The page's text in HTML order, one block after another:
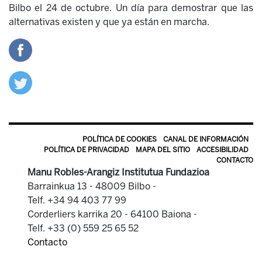
Bilbo el 24 de octubre. Un día para demostrar que las
alternativas existen y que ya están en marcha.
POLÍTICA DE COOKIES
CANAL DE INFORMACIÓN
POLÍTICA DE PRIVACIDAD
MAPA DEL SITIO
ACCESIBILIDAD
CONTACTO
Manu Robles-Arangiz Institutua Fundazioa
Barrainkua 13 - 48009 Bilbo -
Telf. +34 94 403 77 99
Corderliers karrika 20 - 64100 Baiona -
Telf. +33 (0) 559 25 65 52
Contacto